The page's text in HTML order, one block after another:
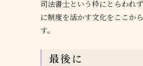
司法書士という枠にとらわれ
に制度を活かす文化をここか
す。
最後に